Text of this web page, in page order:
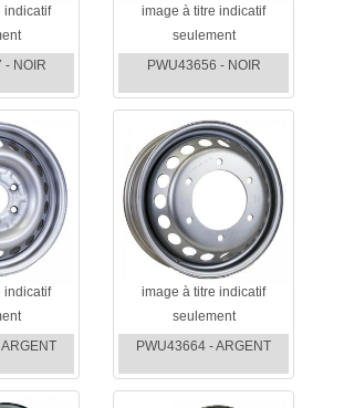
indicatif
- NOIR
image à titre indicatif
seulement
PWU43656 - NOIR
indicatif
image à titre indicatif
seulement
PWU43664 - ARGENT